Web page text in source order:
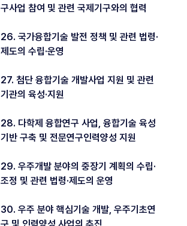
구사업 참여 및 관련 국제기구와의 협력
26. 국가융합기술 발전 정책 및 관련 법령·
제도의 수립·운영
27. 첨단 융합기술 개발사업 지원 및 관련
기관의 육성·지원
28. 다학제 융합연구 사업, 융합기술 육성
기반 구축 및 전문연구인력양성 지원
29. 우주개발 분야의 중장기 계획의 수립·
조정 및 관련 법령·제도의 운영
30. 우주 분야 핵심기술 개발, 우주기초연